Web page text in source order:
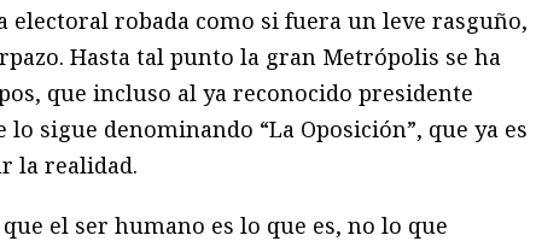
electoral robada como si fuera un leve rasguño,
Hasta tal punto la gran Metrópolis se ha
que incluso al ya reconocido presidente
lo sigue denominando “La Oposición”, que ya es
la realidad.
el ser humano es lo que es, no lo que